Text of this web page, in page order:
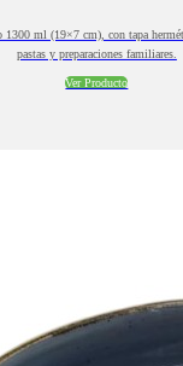
ml (19×7 cm), con tapa
pastas y preparaciones familiares.
Ver Producto